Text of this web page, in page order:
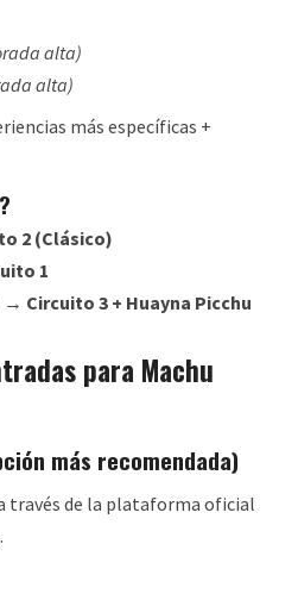
alta)
alta)
más específicas +
2 (Clásico)
1
→ Circuito 3 + Huayna Picchu
para Machu
más recomendada)
través de la plataforma oficial